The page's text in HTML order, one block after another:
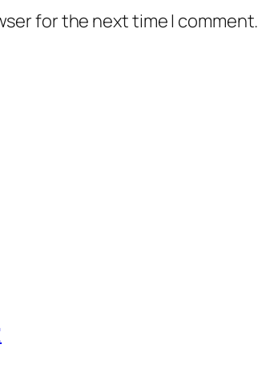
for the next time I comment.